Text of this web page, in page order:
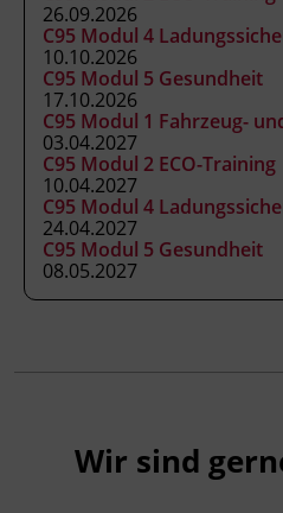
14a
44a Kraftfahrliniengesetz
Abschlussinformation
gemäß § 19
14a
44a Kraftfahrliniengesetz
26.09.2026
C95 Modul 4
10.10.2026
C95 Modul 5 Gesundheit
17.10.2026
C95 Modul 1 Fahrzeug-
03.04.2027
C95 Modul 2 ECO-Training
10.04.2027
C95 Modul 4
24.04.2027
C95 Modul 5 Gesundheit
08.05.2027
Wir sind